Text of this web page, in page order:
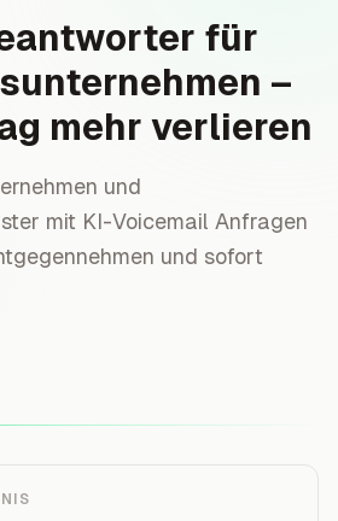
für
–
mehr verlieren
und
mit KI-Voicemail Anfragen
und sofort